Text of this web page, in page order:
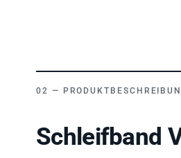
Schleifband